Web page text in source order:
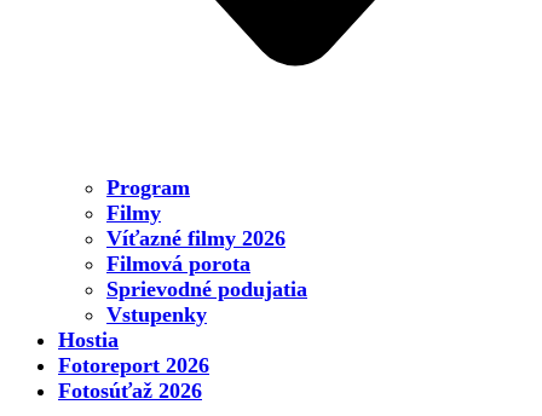
Program
Filmy
Víťazné filmy 2026
Filmová porota
Sprievodné podujatia
Vstupenky
Hostia
Fotoreport 2026
Fotosúťaž 2026